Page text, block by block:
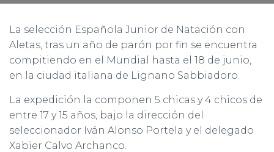
La selección Española Junior de Natación con
Aletas, tras un año de parón por fin se encuentra
compitiendo en el Mundial hasta el 18 de junio,
en la ciudad italiana de Lignano Sabbiadoro.
La expedición la componen 5 chicas y 4 chicos de
entre 17 y 15 años, bajo la dirección del
seleccionador Iván Alonso Portela y el delegado
Xabier Calvo Archanco.